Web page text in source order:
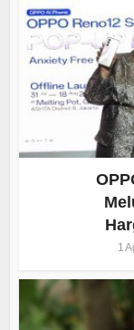
1